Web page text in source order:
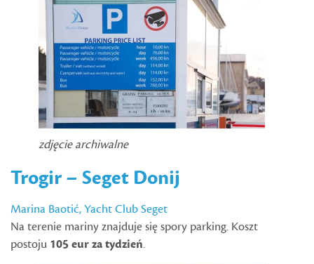
zdjęcie archiwalne
Trogir – Seget Donij
Marina Baotić, Yacht Club Seget
Na terenie mariny znajduje się spory parking. Koszt
postoju 105 eur za tydzień.